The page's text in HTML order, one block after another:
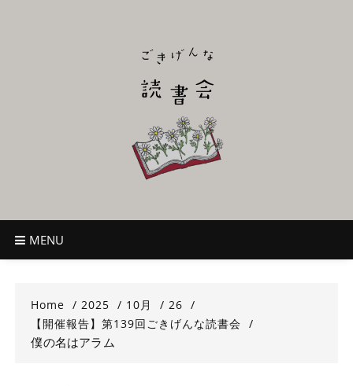
ごきげんな読
~児童書好き主催者によるオールジャンルOK！のんびり読書会~
MENU
Home 2025 10月
26
【開催報告】第139回ごきげんな読書会
僕の名はアラム